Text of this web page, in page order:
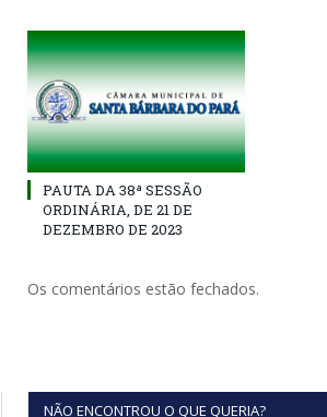
PAUTA DA 38ª SESSÃO
ORDINÁRIA, DE 21 DE
DEZEMBRO DE 2023
Os comentários estão fechados.
NÃO ENCONTROU O QUE QUERIA?